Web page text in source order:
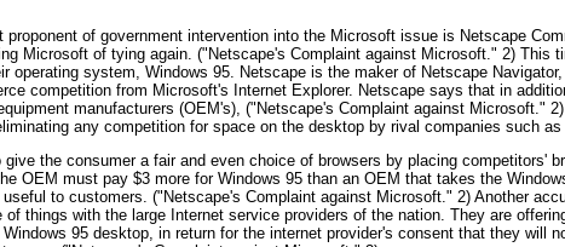
proponent of government intervention into the Microsoft issue is Netscape
Microsoft of tying again. ("Netscape's Complaint against Microsoft." 2) This
operating system, Windows 95. Netscape is the maker of Netscape
competition from Microsoft's Internet Explorer. Netscape says that in
manufacturers (OEM's), ("Netscape's Complaint against Microsoft."
any competition for space on the desktop by rival companies such as
give the consumer a fair and even choice of browsers by placing competitors'
OEM must pay $3 more for Windows 95 than an OEM that takes the
to customers. ("Netscape's Complaint against Microsoft." 2) Another
of things with the large Internet service providers of the nation. They are
95 desktop, in return for the internet provider's consent that they will